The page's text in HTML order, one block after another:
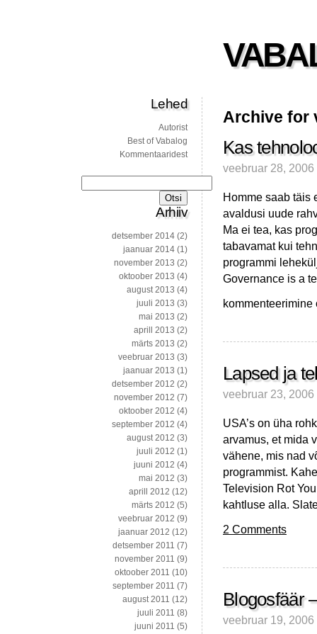
Archive for
Kas
veebruar 28, 2006
Homme saab täis
avaldusi uude
Ma ei tea, kas
tabavamat kui
programmi
Governance is a
Kas
või
TTÜ’s?
Lapsed ja
veebruar 23, 2006
USA’s on üha
arvamus, et mida
vähene, mis nad
programmist.
Television Rot
kahtluse alla.
2 Comments
Blogosfäär
veebruar 19, 2006
Lehed
Autorist
Best of Vabalog
Kommentaaridest
Arhiiv
detsember 2014 (2)
jaanuar 2014 (1)
november 2013 (2)
oktoober 2013 (4)
august 2013 (4)
juuli 2013 (3)
mai 2013 (2)
aprill 2013 (2)
märts 2013 (2)
veebruar 2013 (3)
jaanuar 2013 (1)
detsember 2012 (2)
november 2012 (7)
oktoober 2012 (4)
september 2012 (4)
august 2012 (3)
juuli 2012 (1)
juuni 2012 (4)
mai 2012 (3)
aprill 2012 (12)
märts 2012 (5)
veebruar 2012 (9)
jaanuar 2012 (12)
detsember 2011 (7)
november 2011 (9)
oktoober 2011 (10)
september 2011 (7)
august 2011 (12)
juuli 2011 (8)
juuni 2011 (5)